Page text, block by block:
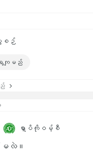
ပွဲစဉ်
ကျမည်
ရှာပိကိုဝမ့်စီ
လဲ။